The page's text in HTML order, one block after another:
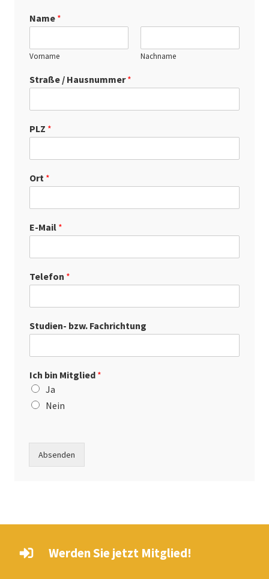
Name *
Vorname Nachname
Straße / Hausnummer*
PLZ *
Ort *
E-Mail *
Telefon *
Studien- bzw. Fachrichtung
Ich bin Mitglied *
Ja
Nein
Absenden
Werden Sie jetzt Mitglied!